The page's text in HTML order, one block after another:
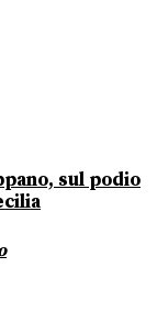
sul podio